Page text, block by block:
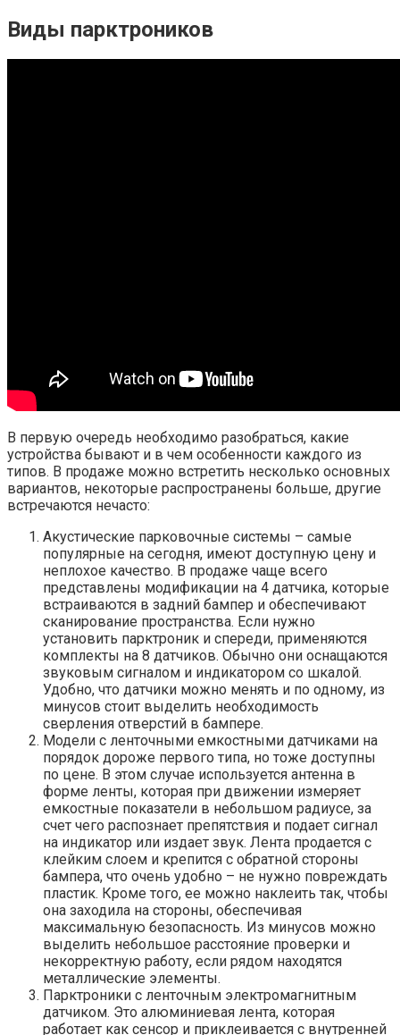
Виды парктроников
В первую очередь необходимо разобраться, какие
устройства бывают и в чем особенности каждого из
типов. В продаже можно встретить несколько основных
вариантов, некоторые распространены больше, другие
встречаются нечасто:
Акустические парковочные системы – самые
популярные на сегодня, имеют доступную цену и
неплохое качество. В продаже чаще всего
представлены модификации на 4 датчика, которые
встраиваются в задний бампер и обеспечивают
сканирование пространства. Если нужно
установить парктроник и спереди, применяются
комплекты на 8 датчиков. Обычно они оснащаются
звуковым сигналом и индикатором со шкалой.
Удобно, что датчики можно менять и по одному, из
минусов стоит выделить необходимость
сверления отверстий в бампере.
Модели с ленточными емкостными датчиками на
порядок дороже первого типа, но тоже доступны
по цене. В этом случае используется антенна в
форме ленты, которая при движении измеряет
емкостные показатели в небольшом радиусе, за
счет чего распознает препятствия и подает сигнал
на индикатор или издает звук. Лента продается с
клейким слоем и крепится с обратной стороны
бампера, что очень удобно – не нужно повреждать
пластик. Кроме того, ее можно наклеить так, чтобы
она заходила на стороны, обеспечивая
максимальную безопасность. Из минусов можно
выделить небольшое расстояние проверки и
некорректную работу, если рядом находятся
металлические элементы.
Парктроники с ленточным электромагнитным
датчиком. Это алюминиевая лента, которая
работает как сенсор и приклеивается с внутренней